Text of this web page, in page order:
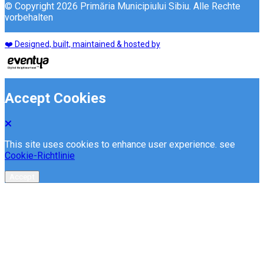
© Copyright 2026 Primăria Municipiului Sibiu. Alle Rechte
vorbehalten
❤️ Designed, built, maintained & hosted by
Accept Cookies
This site uses cookies to enhance user experience. see
Cookie-Richtlinie